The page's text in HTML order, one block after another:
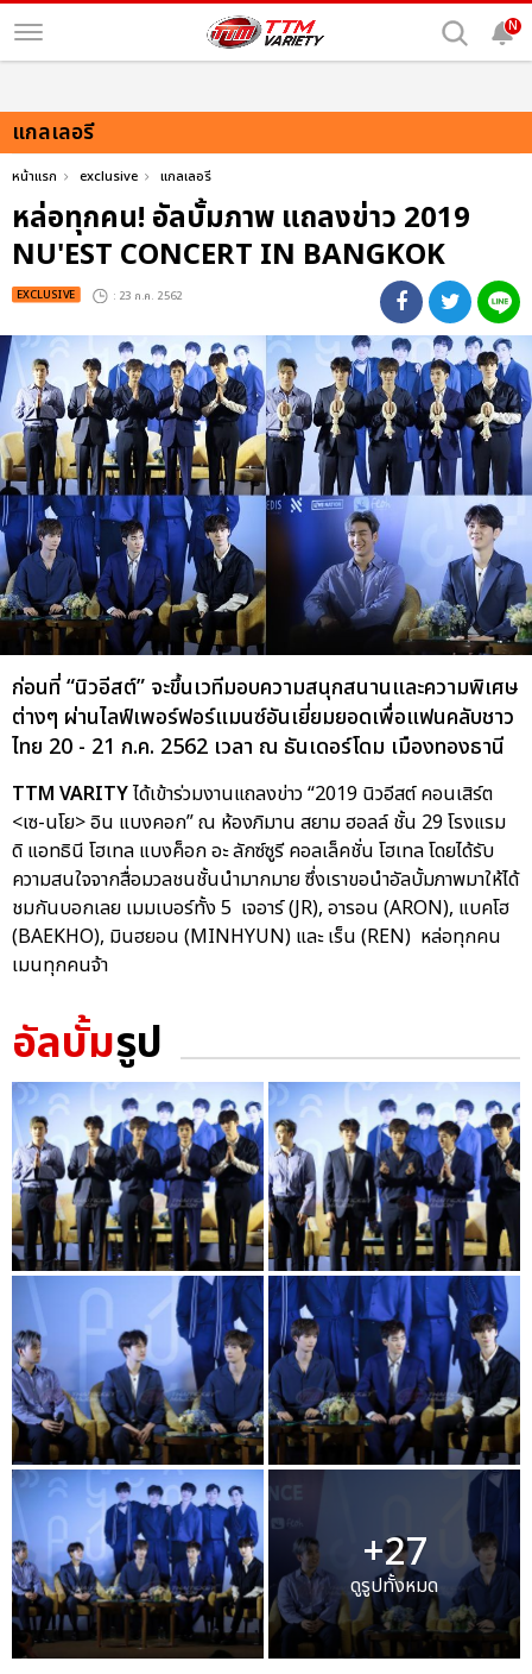
N
แกลเลอรี
หน้าแรก exclusive แกลเลอรี
หล่อทุกคน! อัลบั้มภาพ แถลงข่าว 2019
NU'EST CONCERT IN BANGKOK
EXCLUSIVE : 23 ก.ค. 2562
ก่อนที่ “นิวอีสต์” จะขึ้นเวทีมอบความสนุกสนานและความพิเศษ
ต่างๆ ผ่านไลฟ์เพอร์ฟอร์แมนซ์อันเยี่ยมยอดเพื่อแฟนคลับชาว
ไทย 20 - 21 ก.ค. 2562 เวลา ณ ธันเดอร์โดม เมืองทองธานี
TTM VARITYได้เข้าร่วมงานแถลงข่าว “2019 นิวอีสต์ คอนเสิร์ต
<เซ-นโย> อิน แบงคอก” ณ ห้องภิมาน สยาม ฮอลล์ ชั้น 29 โรงแรม
ดิ แอทธินี โฮเทล แบงค็อก อะ ลักซ์ซูรี คอลเล็คชั่น โฮเทล โดยได้รับ
ความสนใจจากสื่อมวลชนชั้นนำมากมาย ซึ่งเราขอนำอัลบั้มภาพมาให้ได้
ชมกันบอกเลย เมมเบอร์ทั้ง 5 เจอาร์ (JR), อารอน (ARON), แบคโฮ
(BAEKHO), มินฮยอน (MINHYUN) และ เร็น (REN) หล่อทุกคน
เมนทุกคนจ้า
อัลบั้มรูป
+27
ดูรูปทั้งหมด